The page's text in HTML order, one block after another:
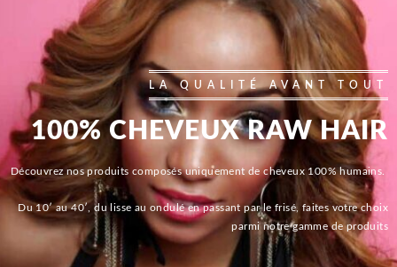
LA QUALITÉ AVANT TOUT
100% CHEVEUX RAW HAIR
Découvrez nos produits composés uniquement de cheveux 100% humains.
Du 10′ au 40′, du lisse au ondulé en passant par le frisé, faites votre choix
parmi notre gamme de produits